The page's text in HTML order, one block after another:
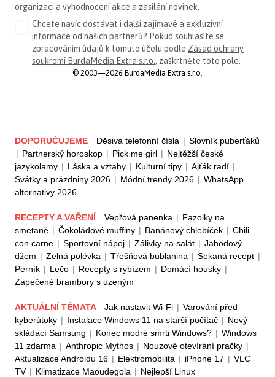
organizaci a vyhodnocení akce a zasílání novinek.
Chcete navíc dostávat i další zajímavé a exkluzivní
informace od našich partnerů? Pokud souhlasíte se
zpracováním údajů k tomuto účelu podle Zásad ochrany
soukromí BurdaMedia Extra s.r.o. , zaškrtněte toto pole.
© 2003—2026 BurdaMedia Extra s.r.o.
DOPORUČUJEME Děsivá telefonní čísla | Slovník puberťáků
| Partnerský horoskop | Pick me girl | Nejtěžší české
jazykolamy | Láska a vztahy | Kulturní tipy | Ajťák radí |
Svátky a prázdniny 2026 | Módní trendy 2026 | WhatsApp
alternativy 2026
RECEPTY A VAŘENÍ Vepřová panenka | Fazolky na
smetaně | Čokoládové muffiny | Banánový chlebíček | Chili
con carne | Sportovní nápoj | Zálivky na salát | Jahodový
džem | Zelná polévka | Třešňová bublanina | Sekaná recept |
Perník | Lečo | Recepty s rybízem | Domácí housky |
Zapečené brambory s uzeným
AKTUÁLNÍ TÉMATA Jak nastavit Wi-Fi | Varování před
kyberútoky | Instalace Windows 11 na starší počítač | Nový
skládací Samsung | Konec modré smrti Windows? | Windows
11 zdarma | Anthropic Mythos | Nouzové otevírání pračky |
Aktualizace Androidu 16 | Elektromobilita | iPhone 17 | VLC
TV | Klimatizace Maoudegola | Nejlepší Linux